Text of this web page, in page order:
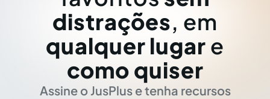
distrações, em
qualquer lugar e
como quiser
Assine o JusPlus e tenha recursos